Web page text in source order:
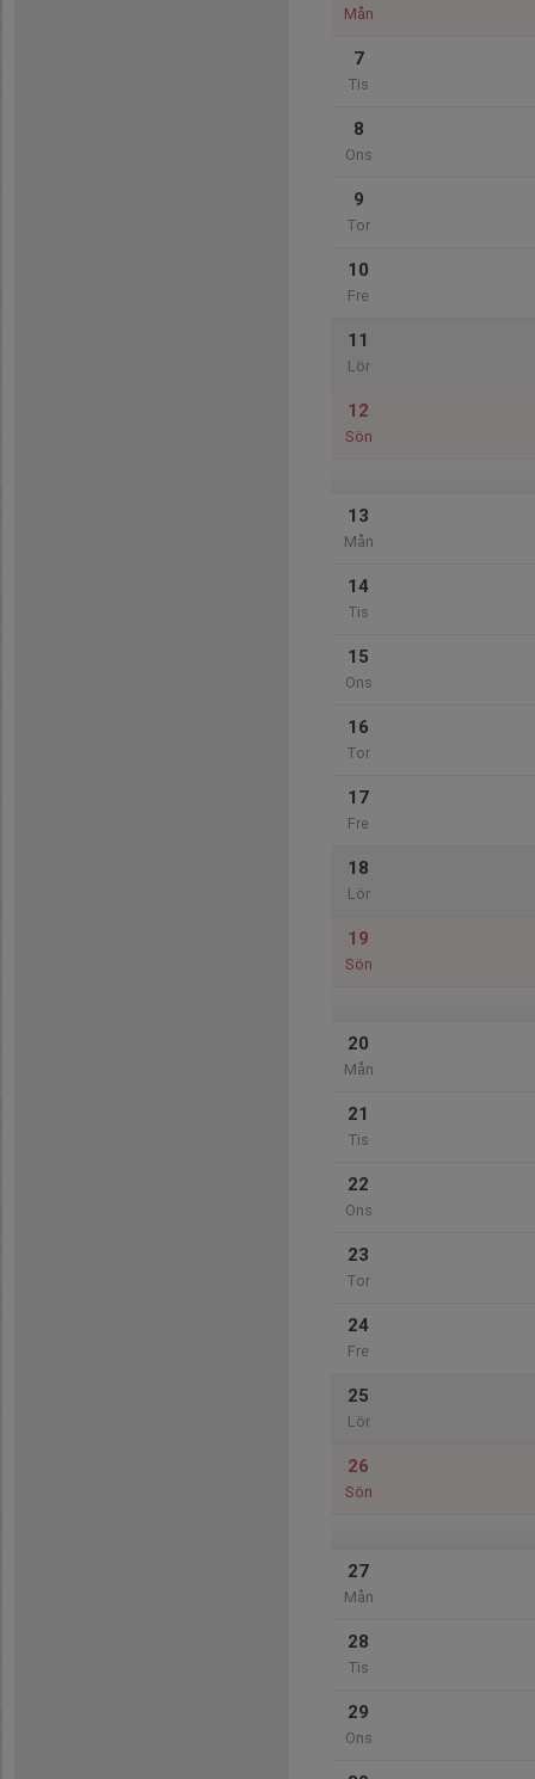
Mån
7
Tis
8
Ons
9
Tor
10
Fre
11
Lör
12
Sön
13
Mån
14
Tis
15
Ons
16
Tor
17
Fre
18
Lör
19
Sön
20
Mån
21
Tis
22
Ons
23
Tor
24
Fre
25
Lör
26
Sön
27
Mån
28
Tis
29
Ons